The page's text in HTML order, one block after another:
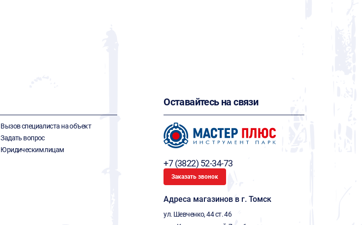
Вызов специалиста на объект
Задать вопрос
Юридическим лицам
Оставайтесь на связи
+7 (3822) 52-34-73
Заказать звонок
Адреса магазинов в г. Томск
ул. Шевченко, 44 ст. 46